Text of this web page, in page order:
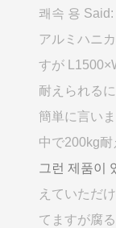
쾌속 용 Said:
アルミハニ
すが
耐えられる
簡単に言い
中で200kg耐
그런 제품이
えていただ
てますが腐